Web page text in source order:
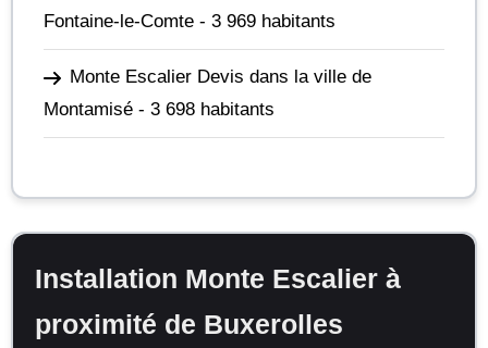
Fontaine-le-Comte - 3 969 habitants
Monte Escalier Devis dans la ville de
Montamisé - 3 698 habitants
Installation Monte Escalier à
proximité de Buxerolles